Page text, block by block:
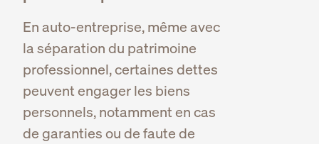
En auto-entreprise, même avec
la séparation du patrimoine
professionnel, certaines dettes
peuvent engager les biens
personnels, notamment en cas
de garanties ou de faute de